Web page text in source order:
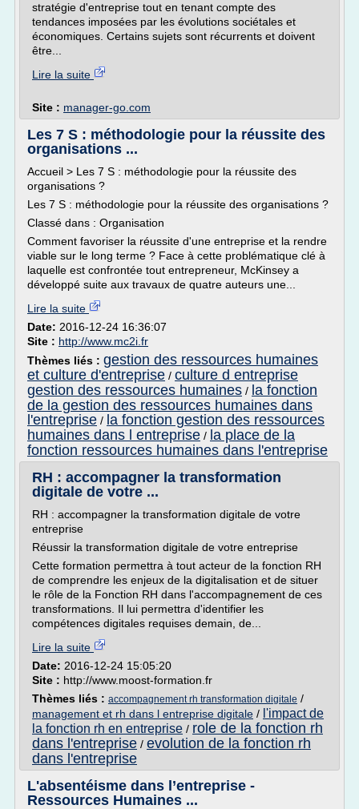
stratégie d'entreprise tout en tenant compte des
tendances imposées par les évolutions sociétales et
économiques. Certains sujets sont récurrents et doivent
être...
Lire la suite
Site : manager-go.com
Les 7 S : méthodologie pour la réussite des
organisations ...
Accueil > Les 7 S : méthodologie pour la réussite des
organisations ?
Les 7 S : méthodologie pour la réussite des organisations ?
Classé dans : Organisation
Comment favoriser la réussite d'une entreprise et la rendre
viable sur le long terme ? Face à cette problématique clé à
laquelle est confrontée tout entrepreneur, McKinsey a
développé suite aux travaux de quatre auteurs une...
Lire la suite
Date: 2016-12-24 16:36:07
Site : http://www.mc2i.fr
Thèmes liés : gestion des ressources humaines
et culture d'entreprise / culture d entreprise
gestion des ressources humaines / la fonction
de la gestion des ressources humaines dans
l'entreprise / la fonction gestion des ressources
humaines dans l entreprise / la place de la
fonction ressources humaines dans l'entreprise
RH : accompagner la transformation
digitale de votre ...
RH : accompagner la transformation digitale de votre
entreprise
Réussir la transformation digitale de votre entreprise
Cette formation permettra à tout acteur de la fonction RH
de comprendre les enjeux de la digitalisation et de situer
le rôle de la Fonction RH dans l'accompagnement de ces
transformations. Il lui permettra d'identifier les
compétences digitales requises demain, de...
Lire la suite
Date: 2016-12-24 15:05:20
Site : http://www.moost-formation.fr
Thèmes liés : accompagnement rh transformation digitale /
management et rh dans l entreprise digitale / l'impact de
la fonction rh en entreprise / role de la fonction rh
dans l'entreprise / evolution de la fonction rh
dans l'entreprise
L'absentéisme dans l’entreprise -
Ressources Humaines ...